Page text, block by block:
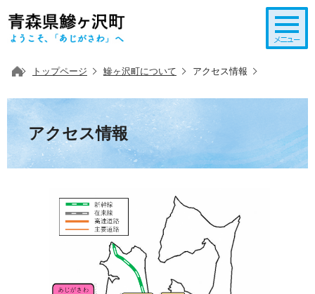
トップページ 鰺ヶ沢町について アクセス情報
アクセス情報